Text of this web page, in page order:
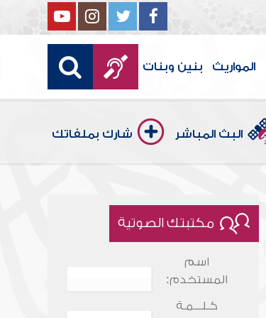
المواريث بنين وبنات
البث المباشر شارك بملفاتك
مكتبتك الصوتية
اسم
المستخدم:
كـلـــمـة